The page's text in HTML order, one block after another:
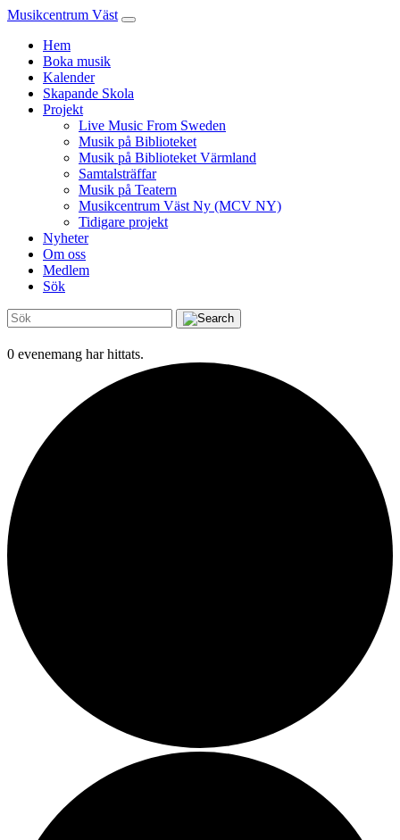
Musikcentrum Väst
Hem
Boka musik
Kalender
Skapande Skola
Projekt
Live Music From Sweden
Musik på Biblioteket
Musik på Biblioteket Värmland
Samtalsträffar
Musik på Teatern
Musikcentrum Väst Ny (MCV NY)
Tidigare projekt
Nyheter
Om oss
Medlem
Sök
0 evenemang har hittats.